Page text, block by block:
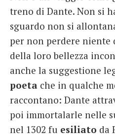
treno di Dante. Non si
sguardo non si
per non perdere niente
della loro bellezza
anche la suggestione
poeta che in qualche
raccontano: Dante
poi immortalarle nelle
nel 1302 fu esiliato da